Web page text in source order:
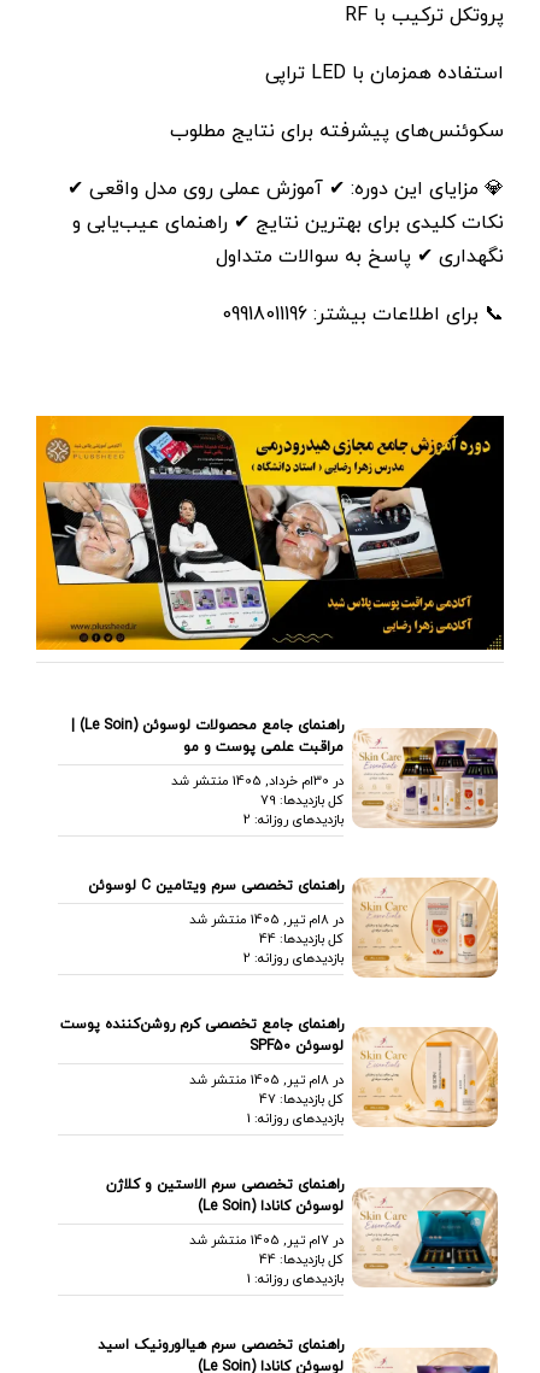
پروتکل ترکیب با RF
استفاده همزمان با LED تراپی
سکوئنس‌های پیشرفته برای نتایج مطلوب
💎 مزایای این دوره: ✔ آموزش عملی روی مدل واقعی ✔
نکات کلیدی برای بهترین نتایج ✔ راهنمای عیب‌یابی و
نگهداری ✔ پاسخ به سوالات متداول
📞 برای اطلاعات بیشتر: 09918011196
راهنمای جامع محصولات لوسوئن (Le Soin) |
مراقبت علمی پوست و مو
در 30ام خرداد, 1405 منتشر شد
کل بازدیدها: 79
بازدیدهای روزانه: 2
راهنمای تخصصی سرم ویتامین C لوسوئن
در 8ام تیر, 1405 منتشر شد
کل بازدیدها: 44
بازدیدهای روزانه: 2
راهنمای جامع تخصصی کرم روشن‌کننده پوست
لوسوئن SPF50
در 8ام تیر, 1405 منتشر شد
کل بازدیدها: 47
بازدیدهای روزانه: 1
راهنمای تخصصی سرم الاستین و کلاژن
لوسوئن کانادا (Le Soin)
در 7ام تیر, 1405 منتشر شد
کل بازدیدها: 44
بازدیدهای روزانه: 1
راهنمای تخصصی سرم هیالورونیک اسید
لوسوئن کانادا (Le Soin)